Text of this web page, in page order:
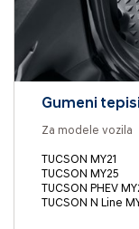
Gumeni
Za modele vozila
TUCSON MY21
TUCSON MY25
TUCSON PHEV
TUCSON N Line